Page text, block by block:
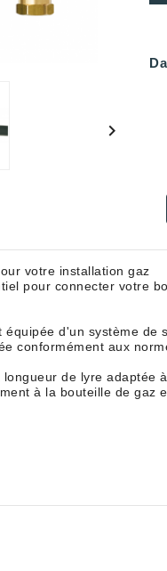

votre installation gaz
pour connecter votre
d'un système
conformément aux
de lyre adaptée
à la bouteille de gaz